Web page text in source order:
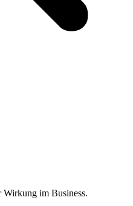
Wirkung im Business.